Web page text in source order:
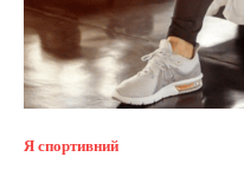
Я спортивний